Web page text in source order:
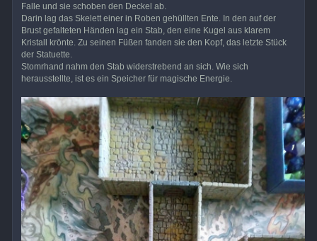
Falle und sie schoben den Deckel ab.
Darin lag das Skelett einer in Roben gehüllten Ente. In den auf der
Brust gefalteten Händen lag ein Stab, den eine Kugel aus klarem
Kristall krönte. Zu seinen Füßen fanden sie den Kopf, das letzte Stück
der Statuette.
Stomrhand nahm den Stab widerstrebend an sich. Wie sich
herausstellte, ist es ein Speicher für magische Energie.